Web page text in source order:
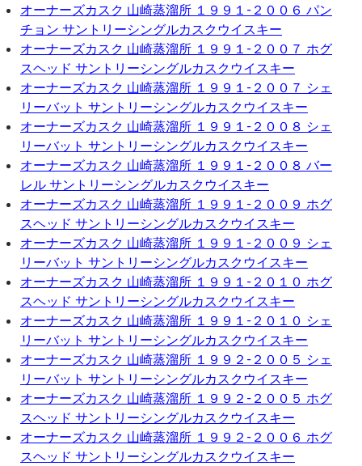
オーナーズカスク 山崎蒸溜所 １９９１-２００６ パン
チョン サントリーシングルカスクウイスキー
オーナーズカスク 山崎蒸溜所 １９９１-２００７ ホグ
スヘッド サントリーシングルカスクウイスキー
オーナーズカスク 山崎蒸溜所 １９９１-２００７ シェ
リーバット サントリーシングルカスクウイスキー
オーナーズカスク 山崎蒸溜所 １９９１-２００８ シェ
リーバット サントリーシングルカスクウイスキー
オーナーズカスク 山崎蒸溜所 １９９１-２００８ バー
レル サントリーシングルカスクウイスキー
オーナーズカスク 山崎蒸溜所 １９９１-２００９ ホグ
スヘッド サントリーシングルカスクウイスキー
オーナーズカスク 山崎蒸溜所 １９９１-２００９ シェ
リーバット サントリーシングルカスクウイスキー
オーナーズカスク 山崎蒸溜所 １９９１-２０１０ ホグ
スヘッド サントリーシングルカスクウイスキー
オーナーズカスク 山崎蒸溜所 １９９１-２０１０ シェ
リーバット サントリーシングルカスクウイスキー
オーナーズカスク 山崎蒸溜所 １９９２-２００５ シェ
リーバット サントリーシングルカスクウイスキー
オーナーズカスク 山崎蒸溜所 １９９２-２００５ ホグ
スヘッド サントリーシングルカスクウイスキー
オーナーズカスク 山崎蒸溜所 １９９２-２００６ ホグ
スヘッド サントリーシングルカスクウイスキー